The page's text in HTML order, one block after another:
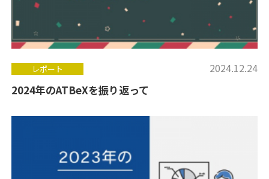
レポート 2024.12.24
2024年のATBeXを振り返って